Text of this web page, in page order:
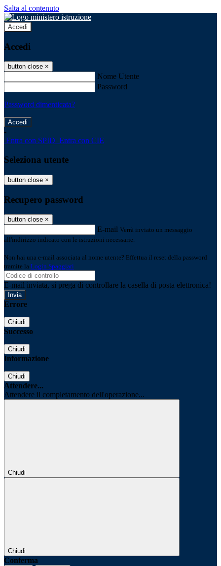
Salta al contenuto
Accedi
Accedi
button close ×
Nome Utente
Password
Password dimenticata?
-
Entra con SPID Entra con CIE
Seleziona utente
button close ×
Recupero password
button close ×
E-mail Verrà inviato un messaggio
all'indirizzo indicato con le istruzioni necessarie.
Non hai una e-mail associata al nome utente? Effettua il reset della password
tramite la Login Spaggiari
E-mail inviata, si prega di controllare la casella di posta elettronica!
Errore
Chiudi
Successo
Chiudi
Informazione
Chiudi
Attendere...
Attendere il completamento dell'operazione...
Chiudi
Chiudi
Conferma